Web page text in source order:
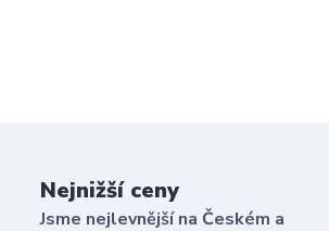
Nejnižší ceny
Jsme nejlevnější na Českém a